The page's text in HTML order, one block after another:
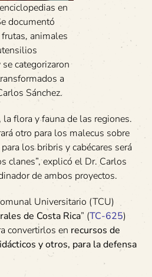
en
documentó
animales
categorizaron
a
Sánchez.
flora y fauna de las regiones.
otro para los malecus sobre
los bribris y cabécares será
clanes”, explicó el Dr. Carlos
de ambos proyectos.
Universitario (TCU)
de Costa Rica” (TC-625)
convertirlos en recursos de
y otros, para la defensa